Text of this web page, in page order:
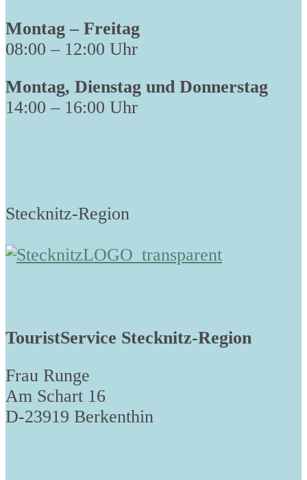
Montag – Freitag
08:00 – 12:00 Uhr
Montag, Dienstag und Donnerstag
14:00 – 16:00 Uhr
Stecknitz-Region
TouristService Stecknitz-Region
Frau Runge
Am Schart 16
D-23919 Berkenthin